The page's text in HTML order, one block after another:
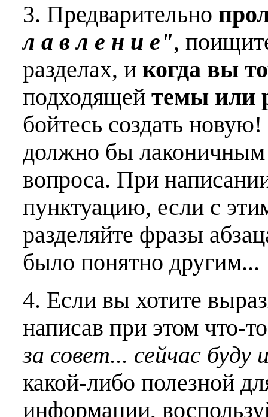
3. Предварительно
л а в л е н и е",
разделах, и когда вы
подходящей темы или
бойтесь создать
должно бы лаконичным
вопроса. При
пунктуацию, если с
разделяйте фразы
было понятно другим...
4. Если вы хотите
написав при этом что-
за совет... сейчас буду
какой-либо полезной
информации,